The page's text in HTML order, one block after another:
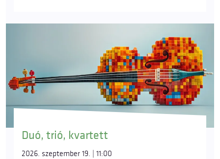
Duó, trió, kvartett
2026. szeptember 19. | 11:00